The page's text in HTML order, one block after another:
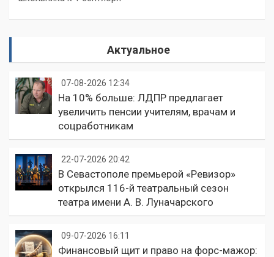
Актуальное
07-08-2026 12:34
На 10% больше: ЛДПР предлагает
увеличить пенсии учителям, врачам и
соцработникам
22-07-2026 20:42
В Севастополе премьерой «Ревизор»
открылся 116-й театральный сезон
театра имени А. В. Луначарского
09-07-2026 16:11
Финансовый щит и право на форс-мажор: